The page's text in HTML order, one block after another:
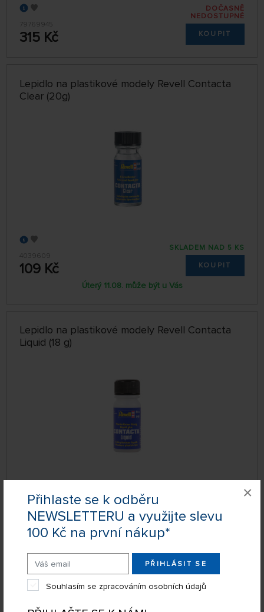
Přihlaste se k odběru
NEWSLETTERU a využijte slevu
100 Kč na první nákup*
PŘIHLÁSIT SE
Souhlasím se zpracováním osobních údajů
×
79769945
315 Kč
DOČASNĚ
NEDOSTUPNÉ
KOUPIT
Lepidlo na plastikové modely Revell Contacta
Clear (20g)
4039609
109 Kč
SKLADEM NAD 5 KS
KOUPIT
Úterý 11.08. může být u Vás
Lepidlo na plastikové modely Revell Contacta
Liquid (18 g)
339601
95 Kč
NEDOSTUPNÉ
DETAIL
Lepidlo na plastikové modely Revell Contacta
Professional (12,5 g)